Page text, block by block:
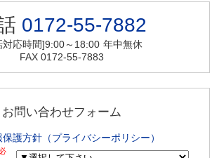
0172-55-7882
対応時間]9:00～18:00 年中無休
FAX 0172-55-7883
お問い合わせフォーム
護方針（プライバシーポリシー）
必